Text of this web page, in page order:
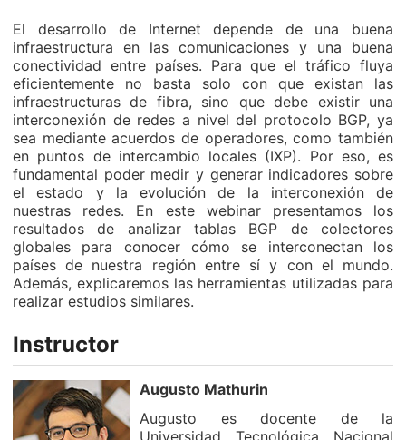
El desarrollo de Internet depende de una buena
infraestructura en las comunicaciones y una buena
conectividad entre países. Para que el tráfico fluya
eficientemente no basta solo con que existan las
infraestructuras de fibra, sino que debe existir una
interconexión de redes a nivel del protocolo BGP, ya
sea mediante acuerdos de operadores, como también
en puntos de intercambio locales (IXP). Por eso, es
fundamental poder medir y generar indicadores sobre
el estado y la evolución de la interconexión de
nuestras redes. En este webinar presentamos los
resultados de analizar tablas BGP de colectores
globales para conocer cómo se interconectan los
países de nuestra región entre sí y con el mundo.
Además, explicaremos las herramientas utilizadas para
realizar estudios similares.
Instructor
Augusto Mathurin
Augusto es docente de la
Universidad Tecnológica Nacional